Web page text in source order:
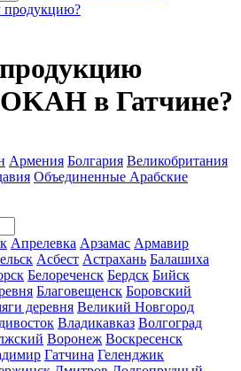
продукцию?
в Гатчине?
Армения Болгария Великобритания
Объединенные Арабские
Апрелевка Арзамас Армавир
Асбест Астрахань Балашиха
Белореченск Бердск Бийск
Благовещенск Боровский
деревня Великий Новгород
Владикавказ Волгоград
Воронеж Воскресенск
Гатчина Геленджик